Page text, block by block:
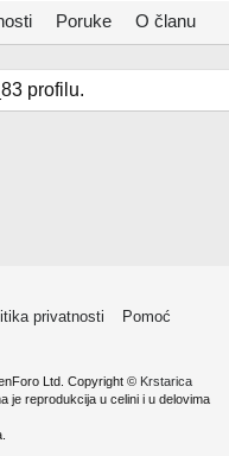
Poruke O članu
profilu.
privatnosti
Pomoć
Ltd. Copyright © Krstarica
je reprodukcija u celini i u delovima